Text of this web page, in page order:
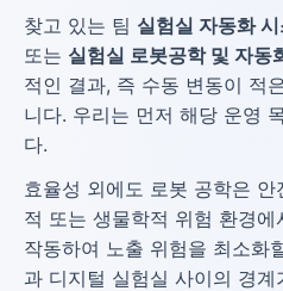
찾고 있는 팀 실험실 자동화 시
또는 실험실 로봇공학 및 자동
적인 결과, 즉 수동 변동이 적
니다. 우리는 먼저 해당 운영
다.
효율성 외에도 로봇 공학은
적 또는 생물학적 위험 환경
작동하여 노출 위험을 최소화
과 디지털 실험실 사이의 경